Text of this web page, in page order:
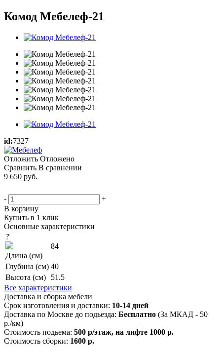
Комод Мебелеф-21
id:7327
Отложить Отложено
Сравнить В сравнении
9 650 руб.
-
+
В корзину
Купить в 1 клик
Основные характеристики
?
Длина (см)
84
Глубина (см) 40
Высота (см)
51.5
Все характеристики
Доставка и сборка мебели
Срок изготовления и доставки: 10-14 дней
Доставка по Москве до подьезда: Бесплатно (За МКАД - 50
р./км)
Стоимость подьема: 500 р/этаж, на лифте 1000 р.
Стоимость сборки: 1600 р.